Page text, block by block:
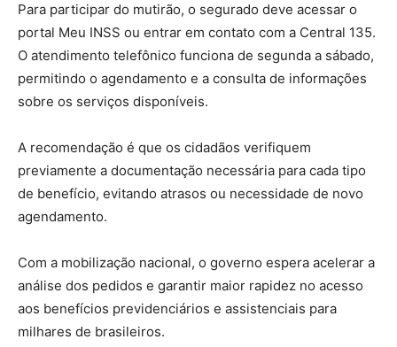
Para participar do mutirão, o segurado deve acessar o
portal Meu INSS ou entrar em contato com a Central 135.
O atendimento telefônico funciona de segunda a sábado,
permitindo o agendamento e a consulta de informações
sobre os serviços disponíveis.
A recomendação é que os cidadãos verifiquem
previamente a documentação necessária para cada tipo
de benefício, evitando atrasos ou necessidade de novo
agendamento.
Com a mobilização nacional, o governo espera acelerar a
análise dos pedidos e garantir maior rapidez no acesso
aos benefícios previdenciários e assistenciais para
milhares de brasileiros.